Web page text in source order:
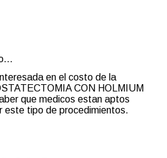
en el costo de la
CON HOLMIUM
que medicos estan aptos
este tipo de procedimientos.